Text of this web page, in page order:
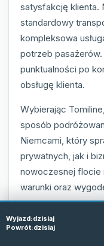
satysfakcję klienta.
standardowy
kompleksowa
potrzeb
punktualności po
obsługę klienta.
Wybierając
sposób
Niemcami, który
prywatnych, jak i
nowoczesnej flocie
warunki oraz
Transport
Elastyczne
Wyjazd:dzisiaj
Powrót:dzisiaj